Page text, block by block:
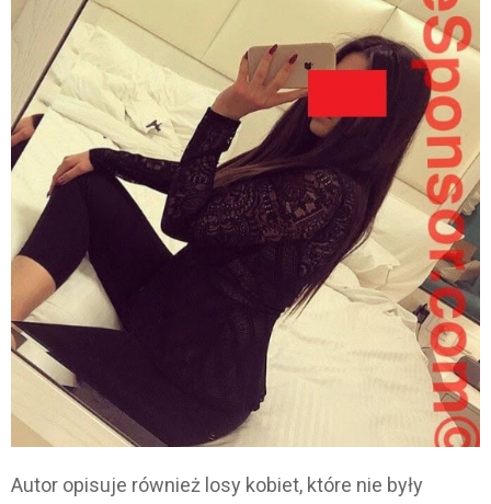
Autor opisuje również losy kobiet, które nie były